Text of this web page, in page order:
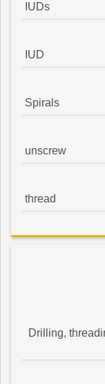
IUDs
IUD
Spirals
unscrew
thread
Drilling,